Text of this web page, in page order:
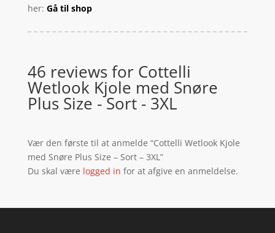
her: Gå til shop
46 reviews for Cottelli
Wetlook Kjole med Snøre
Plus Size - Sort - 3XL
Vær den første til at anmelde “Cottelli Wetlook Kjole
med Snøre Plus Size – Sort – 3XL”
Du skal være logged in for at afgive en anmeldelse.